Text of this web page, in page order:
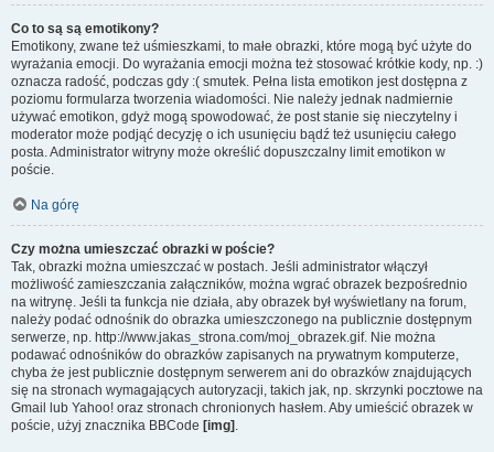
Co to są są emotikony?
Emotikony, zwane też uśmieszkami, to małe obrazki, które mogą być użyte do
wyrażania emocji. Do wyrażania emocji można też stosować krótkie kody, np. :)
oznacza radość, podczas gdy :( smutek. Pełna lista emotikon jest dostępna z
poziomu formularza tworzenia wiadomości. Nie należy jednak nadmiernie
używać emotikon, gdyż mogą spowodować, że post stanie się nieczytelny i
moderator może podjąć decyzję o ich usunięciu bądź też usunięciu całego
posta. Administrator witryny może określić dopuszczalny limit emotikon w
poście.
Na górę
Czy można umieszczać obrazki w poście?
Tak, obrazki można umieszczać w postach. Jeśli administrator włączył
możliwość zamieszczania załączników, można wgrać obrazek bezpośrednio
na witrynę. Jeśli ta funkcja nie działa, aby obrazek był wyświetlany na forum,
należy podać odnośnik do obrazka umieszczonego na publicznie dostępnym
serwerze, np. http://www.jakas_strona.com/moj_obrazek.gif. Nie można
podawać odnośników do obrazków zapisanych na prywatnym komputerze,
chyba że jest publicznie dostępnym serwerem ani do obrazków znajdujących
się na stronach wymagających autoryzacji, takich jak, np. skrzynki pocztowe na
Gmail lub Yahoo! oraz stronach chronionych hasłem. Aby umieścić obrazek w
poście, użyj znacznika BBCode [img] .